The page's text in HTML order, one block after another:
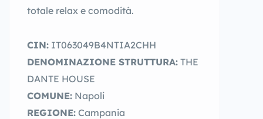
totale relax e comodità.
CIN: IT063049B4NTIA2CHH
DENOMINAZIONE STRUTTURA: THE
DANTE HOUSE
COMUNE: Napoli
REGIONE: Campania